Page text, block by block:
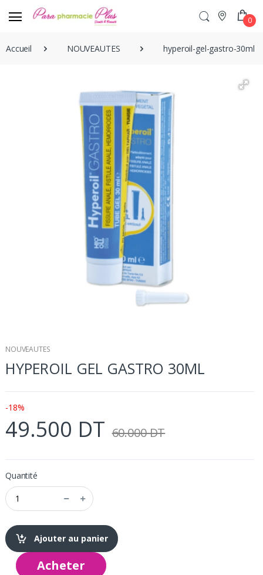
0
Accueil NOUVEAUTES hyperoil-gel-gastro-30ml-
NOUVEAUTES
HYPEROIL GEL GASTRO 30ML
-18%
49.500 DT 60.000 DT
Quantité
Ajouter au panier
Acheter